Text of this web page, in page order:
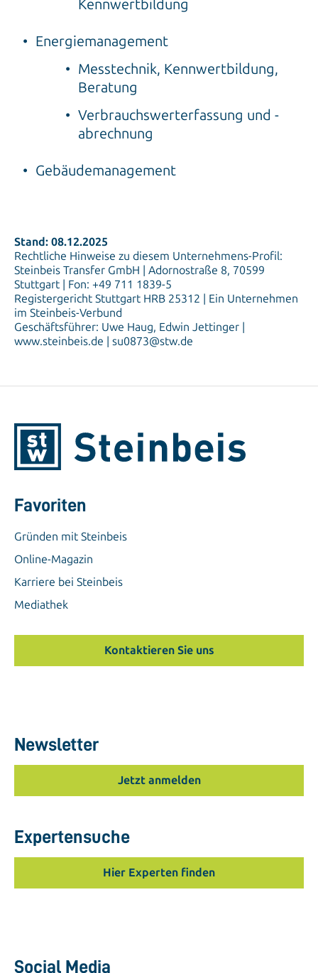
Kennwertbildung
Energiemanagement
Messtechnik, Kennwertbildung,
Beratung
Verbrauchswerterfassung und -
abrechnung
Gebäudemanagement
Stand: 08.12.2025
Rechtliche Hinweise zu diesem Unternehmens-Profil:
Steinbeis Transfer GmbH | Adornostraße 8, 70599
Stuttgart | Fon: +49 711 1839-5
Registergericht Stuttgart HRB 25312 | Ein Unternehmen
im Steinbeis-Verbund
Geschäftsführer: Uwe Haug, Edwin Jettinger |
www.steinbeis.de | su0873@stw.de
Favoriten
Gründen mit Steinbeis
Online-Magazin
Karriere bei Steinbeis
Mediathek
Kontaktieren Sie uns
Newsletter
Jetzt anmelden
Expertensuche
Hier Experten finden
Social Media